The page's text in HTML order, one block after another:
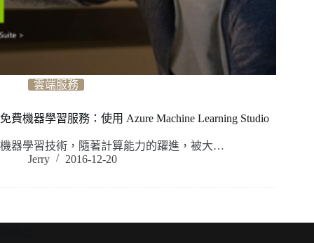
雲端服務
免費機器學習服務：使用 Azure Machine Learning Studio
機器學習技術，隨著計算能力的躍進，被大…
Jerry
2016-12-20